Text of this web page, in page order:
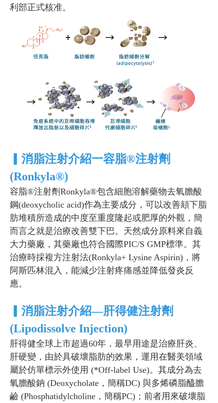
利部正式核准。
▎消脂注射介紹一容脂®注射劑
(Ronkyla®)
容脂®注射劑Ronkyla®包含細胞溶解藥物去氧膽酸
鋼(deoxycholic acid)作為主要成分，可以改善頦下脂
肪堆積所造成的中度至重度隆起或肥厚的外觀，簡
而言之就是治療改善雙下巴。天然成分原料來自義
大力藥廠，其藥廠也符合國際PIC/S GMP標準。其
治療時採複方注射法(Ronkyla+ Lysine Aspirin)，將
阿斯匹林混入，能減少注射疼痛感並降低發炎反
應。
▎消脂注射介紹—肝得健注射劑
(Lipodissolve Injection)
肝得健全球上市超過60年，最早用途是治療肝炎、
肝硬變，由於具破壞脂肪的效果，運用在醫美領域
屬於仿單標示外使用 (*Off-label Use)。其成分為去
氧膽酸鈉 (Deoxycholate，簡稱DC) 與多烯磷脂醯膽
鹼 (Phosphatidylcholine，簡稱PC)；前者用來破壞脂